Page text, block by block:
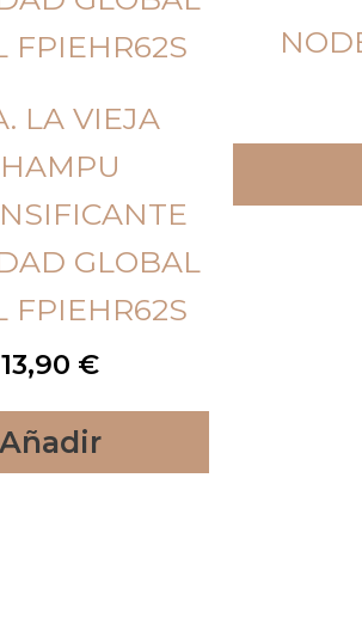
LA VIEJA
GLOBAL
FPIEHR62S
13,90 €
Añadir